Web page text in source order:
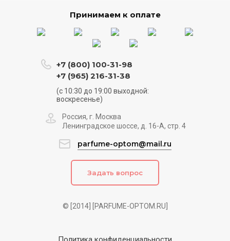
Принимаем к оплате
© [2014] [PARFUME-OPTOM.RU]
+7 (800) 100-31-98
+7 (965) 216-31-38
(с 10:30 до 19:00 выходной:
воскресенье)
Россия, г. Москва
Ленинградское шоссе, д. 16-А, стр. 4
parfume-optom@mail.ru
Задать вопрос